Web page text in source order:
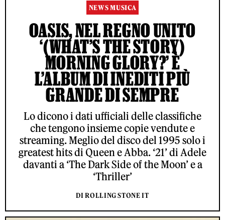
NEWS MUSICA
OASIS, NEL REGNO UNITO
‘(WHAT’S THE STORY)
MORNING GLORY?’ È
L’ALBUM DI INEDITI PIÙ
GRANDE DI SEMPRE
Lo dicono i dati ufficiali delle classifiche
che tengono insieme copie vendute e
streaming. Meglio del disco del 1995 solo i
greatest hits di Queen e Abba. ‘21’ di Adele
davanti a ‘The Dark Side of the Moon’ e a
‘Thriller’
DI ROLLING STONE IT